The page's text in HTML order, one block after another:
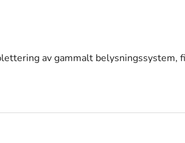
av gammalt belysningssystem,